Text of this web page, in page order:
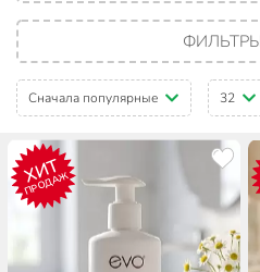
ФИЛЬТРЫ
Сначала популярные 32
ХИТ
ПРОДАЖ